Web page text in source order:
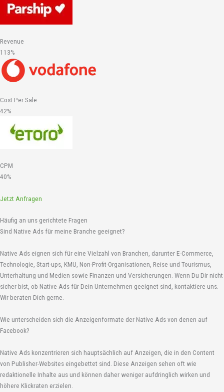
Revenue
113%
Cost Per Sale
42%
CPM
40%
Jetzt Anfragen
Häufig an uns gerichtete Fragen
Sind Native Ads für meine Branche geeignet?
Native Ads eignen sich für eine Vielzahl von Branchen, darunter E-Commerce,
Technologie, Start-ups, KMU, Non-Profit-Organisationen, Reise und Tourismus,
Unterhaltung und Medien sowie Finanzen und Versicherungen. Wenn Du Dir nicht
sicher bist, ob Native Ads für Dein Unternehmen geeignet sind, kontaktiere uns.
Wir beraten Dich gerne.
Wie unterscheiden sich die Anzeigenformate der Native Ads von denen auf
Facebook?
Native Ads konzentrieren sich hauptsächlich auf Anzeigen, die in den Content
von Publisher-Websites eingebettet sind. Diese Anzeigen sehen oft wie
redaktionelle Inhalte aus und können daher weniger aufdringlich wirken und
höhere Klickraten erzielen.